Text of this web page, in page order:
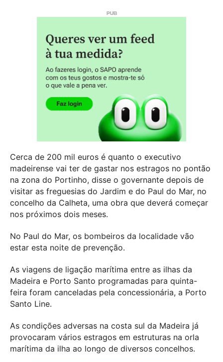
Cerca de 200 mil euros é quanto o executivo
madeirense vai ter de gastar nos estragos no pontão
na zona do Portinho, disse o governante depois de
visitar as freguesias do Jardim e do Paul do Mar, no
concelho da Calheta, uma obra que deverá começar
nos próximos dois meses.
No Paul do Mar, os bombeiros da localidade vão
estar esta noite de prevenção.
As viagens de ligação marítima entre as ilhas da
Madeira e Porto Santo programadas para quinta-
feira foram canceladas pela concessionária, a Porto
Santo Line.
As condições adversas na costa sul da Madeira já
provocaram vários estragos em estruturas na orla
marítima da ilha ao longo de diversos concelhos.